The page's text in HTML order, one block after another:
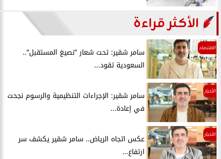
الأكثر قراءة
الاقتصاد
سامر شقير: تحت شعار ”نصيغ المستقبل”..
السعودية تقود...
الأخبار
سامر شقير: الإجراءات التنظيمية والرسوم نجحت
في إعادة...
الأخبار
عكس اتجاه الرياض.. سامر شقير يكشف سر
ارتفاع...